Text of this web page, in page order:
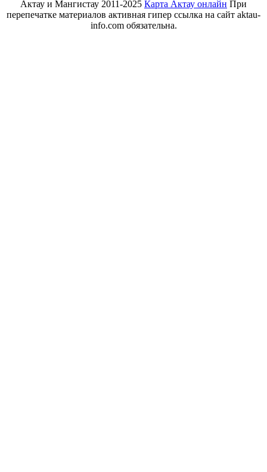
Актау и Мангистау 2011-2025 Карта Актау онлайн При
перепечатке материалов активная гипер ссылка на сайт aktau-
info.com обязательна.